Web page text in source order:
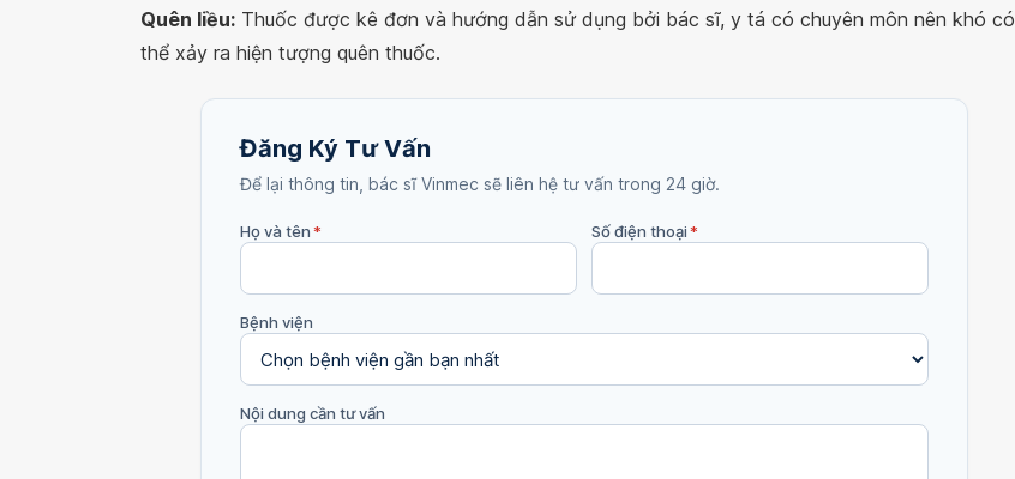
Quên liều: Thuốc được kê đơn và hướng dẫn sử dụng bởi bác sĩ, y tá có chuyên môn nên khó có
thể xảy ra hiện tượng quên thuốc.
Đăng Ký Tư Vấn
Để lại thông tin, bác sĩ Vinmec sẽ liên hệ tư vấn trong 24 giờ.
Họ và tên* Số điện thoại*
Bệnh viện
Nội dung cần tư vấn